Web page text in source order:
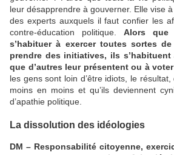
leur désapprendre à gouverner. Elle vise
des experts auxquels il faut confier les
contre-éducation politique. Alors que
s’habituer à exercer toutes sortes
prendre des initiatives, ils
que d’autres leur présentent ou à
les gens sont loin d’être idiots, le résultat,
moins en moins et qu’ils deviennent
d’apathie politique.
La dissolution des idéologies
DM – Responsabilité citoyenne,